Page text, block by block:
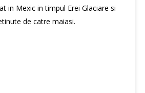
in Mexic in timpul Erei Glaciare si
de catre maiasi.